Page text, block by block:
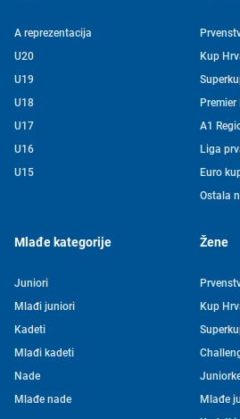
A reprezentacija
U20
U19
U18
U17
U16
U15
Kup
A1
Liga
Euro
Ostala
Mlađe kategorije
Juniori
Mlađi juniori
Kadeti
Mlađi kadeti
Nade
Mlađe nade
Žene
Kup
Mlađe